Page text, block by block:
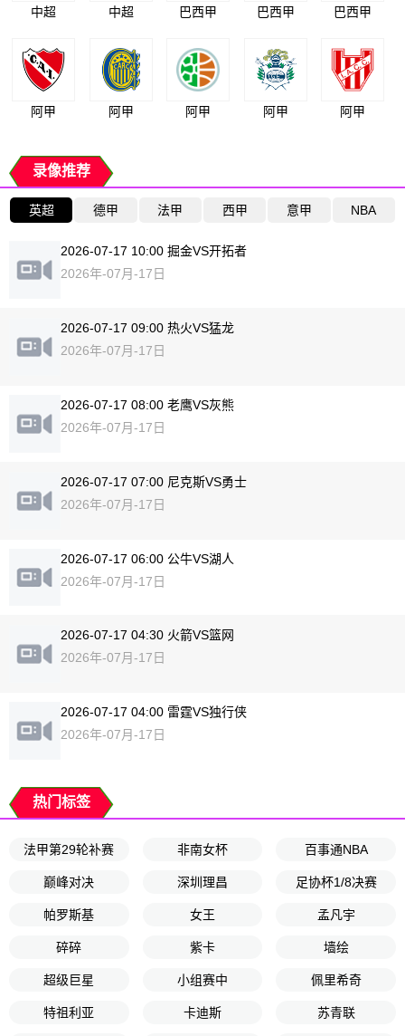
中超 中超 巴西甲 巴西甲 巴西甲
阿甲 阿甲 阿甲 阿甲 阿甲
录像推荐
英超 德甲 法甲 西甲 意甲 NBA
2026-07-17 10:00 掘金VS开拓者
2026年-07月-17日
2026-07-17 09:00 热火VS猛龙
2026年-07月-17日
2026-07-17 08:00 老鹰VS灰熊
2026年-07月-17日
2026-07-17 07:00 尼克斯VS勇士
2026年-07月-17日
2026-07-17 06:00 公牛VS湖人
2026年-07月-17日
2026-07-17 04:30 火箭VS篮网
2026年-07月-17日
2026-07-17 04:00 雷霆VS独行侠
2026年-07月-17日
热门标签
法甲第29轮补赛 非南女杯 百事通NBA
巅峰对决 深圳理昌 足协杯1/8决赛
帕罗斯基 女王 孟凡宇
碎碎 紫卡 墙绘
超级巨星 小组赛中 佩里希奇
特祖利亚 卡迪斯 苏青联